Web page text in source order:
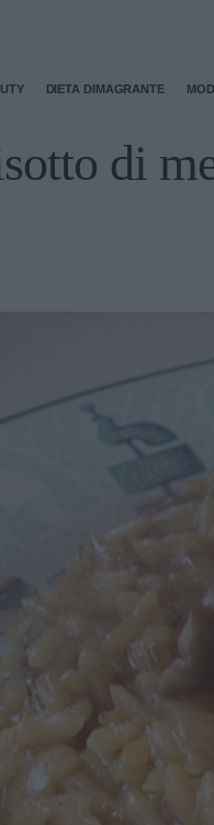
DIETA DIMAGRANTE
di